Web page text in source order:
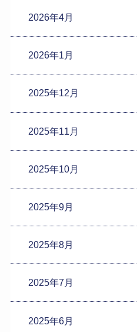
2026年4月
2026年1月
2025年12月
2025年11月
2025年10月
2025年9月
2025年8月
2025年7月
2025年6月